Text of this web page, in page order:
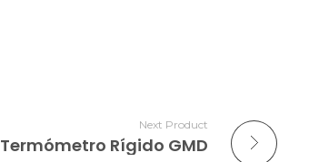
Next Product
Termómetro Rígido GMD